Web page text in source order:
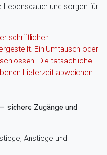
Lebensdauer und sorgen für
schriftlichen
Ein Umtausch oder
Die tatsächliche
Lieferzeit abweichen.
sichere Zugänge und
Anstiege und